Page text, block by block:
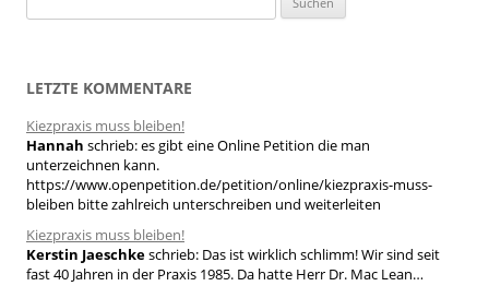
u
n
n
a
c
h
:
LETZTE KOMMENTARE
Kiezpraxis muss bleiben!
Hannah schrieb:es gibt eine Online Petition die man
unterzeichnen kann.
https://www.openpetition.de/petition/online/kiezpraxis-muss-
bleiben bitte zahlreich unterschreiben und weiterleiten
Kiezpraxis muss bleiben!
Kerstin Jaeschkeschrieb: Das ist wirklich schlimm! Wir sind seit
fast 40 Jahren in der Praxis 1985. Da hatte Herr Dr. Mac Lean…